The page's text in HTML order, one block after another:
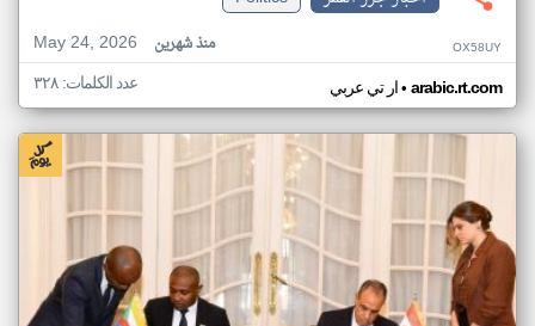
May 24, 2026
منذ شهرين OX58UY
ار تي عربي• arabic.rt.com عدد الكلمات: ٣٢٨